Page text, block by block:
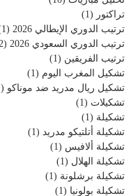
تراكتور (1)
ترتيب الدوري الإيطالي 2026
(1)
ترتيب الدوري السعودي 2026
(2)
ترتيب الفريقين (1)
تشكيل المغرب اليوم (1)
تشكيل ريال مدريد ضد موناكو (1)
تشكيلات (1)
تشكيلة (1)
تشكيلة أتلتيكو مدريد (1)
تشكيلة ألافيس (1)
تشكيلة الهلال (1)
تشكيلة برشلونة (1)
تشكيلة بولونيا (1)